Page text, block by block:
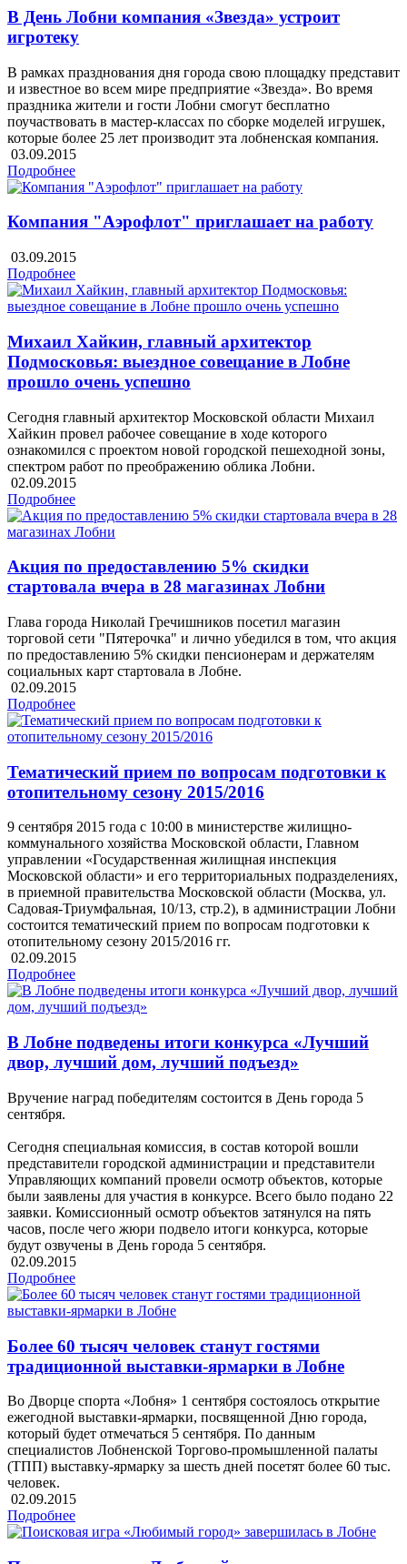
В День Лобни компания «Звезда» устроит
игротеку
В рамках празднования дня города свою площадку представит
и известное во всем мире предприятие «Звезда». Во время
праздника жители и гости Лобни смогут бесплатно
поучаствовать в мастер-классах по сборке моделей игрушек,
которые более 25 лет производит эта лобненская компания.
03.09.2015
Подробнее
Компания "Аэрофлот" приглашает на работу
03.09.2015
Подробнее
Михаил Хайкин, главный архитектор
Подмосковья: выездное совещание в Лобне
прошло очень успешно
Сегодня главный архитектор Московской области Михаил
Хайкин провел рабочее совещание в ходе которого
ознакомился с проектом новой городской пешеходной зоны,
спектром работ по преображению облика Лобни.
02.09.2015
Подробнее
Акция по предоставлению 5% скидки
стартовала вчера в 28 магазинах Лобни
Глава города Николай Гречишников посетил магазин
торговой сети "Пятерочка" и лично убедился в том, что акция
по предоставлению 5% скидки пенсионерам и держателям
социальных карт стартовала в Лобне.
02.09.2015
Подробнее
Тематический прием по вопросам подготовки к
отопительному сезону 2015/2016
9 сентября 2015 года с 10:00 в министерстве жилищно-
коммунального хозяйства Московской области, Главном
управлении «Государственная жилищная инспекция
Московской области» и его территориальных подразделениях,
в приемной правительства Московской области (Москва, ул.
Садовая-Триумфальная, 10/13, стр.2), в администрации Лобни
состоится тематический прием по вопросам подготовки к
отопительному сезону 2015/2016 гг.
02.09.2015
Подробнее
В Лобне подведены итоги конкурса «Лучший
двор, лучший дом, лучший подъезд»
Вручение наград победителям состоится в День города 5
сентября.
Сегодня специальная комиссия, в состав которой вошли
представители городской администрации и представители
Управляющих компаний провели осмотр объектов, которые
были заявлены для участия в конкурсе. Всего было подано 22
заявки. Комиссионный осмотр объектов затянулся на пять
часов, после чего жюри подвело итоги конкурса, которые
будут озвучены в День города 5 сентября.
02.09.2015
Подробнее
Более 60 тысяч человек станут гостями
традиционной выставки-ярмарки в Лобне
Во Дворце спорта «Лобня» 1 сентября состоялось открытие
ежегодной выставки-ярмарки, посвященной Дню города,
который будет отмечаться 5 сентября. По данным
специалистов Лобненской Торгово-промышленной палаты
(ТПП) выставку-ярмарку за шесть дней посетят более 60 тыс.
человек.
02.09.2015
Подробнее